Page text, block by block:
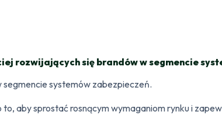
rozwijających się brandów w segmencie
systemów zabezpieczeń.
aby sprostać rosnącym wymaganiom rynku i